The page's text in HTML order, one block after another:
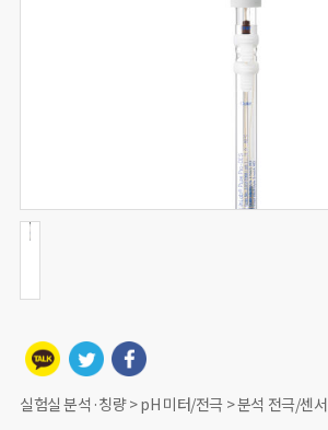
실험실 분석·칭량 > pH 미터/전극 > 분석 전극/센서